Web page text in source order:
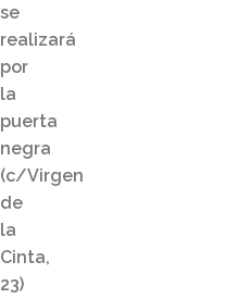
se
realizará
por
la
puerta
negra
(c/Virgen
de
la
Cinta,
23)